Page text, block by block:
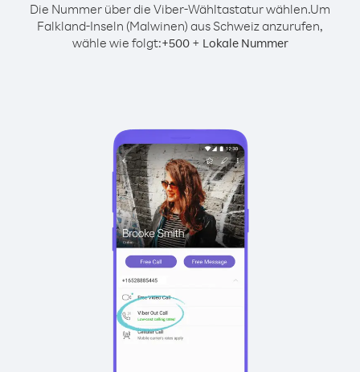
Die Nummer über die Viber-Wähltastatur wählen.Um
Falkland-Inseln (Malwinen) aus Schweiz anzurufen,
wähle wie folgt:+500+ Lokale Nummer